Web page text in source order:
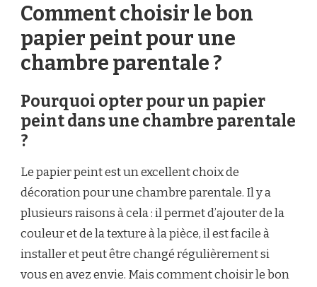
Comment choisir le bon
papier peint pour une
chambre parentale ?
Pourquoi opter pour un papier
peint dans une chambre parentale
?
Le papier peint est un excellent choix de
décoration pour une chambre parentale. Il y a
plusieurs raisons à cela : il permet d’ajouter de la
couleur et de la texture à la pièce, il est facile à
installer et peut être changé régulièrement si
vous en avez envie. Mais comment choisir le bon